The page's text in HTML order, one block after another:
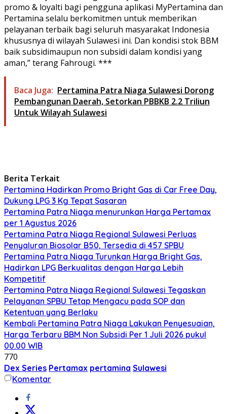
promo & loyalti bagi pengguna aplikasi MyPertamina dan
Pertamina selalu berkomitmen untuk memberikan
pelayanan terbaik bagi seluruh masyarakat Indonesia
khususnya di wilayah Sulawesi ini. Dan kondisi stok BBM
baik subsidimaupun non subsidi dalam kondisi yang
aman,” terang Fahrougi. ***
Baca Juga: Pertamina Patra Niaga Sulawesi Dorong
Pembangunan Daerah, Setorkan PBBKB 2.2 Triliun
Untuk Wilayah Sulawesi
Berita Terkait
Pertamina Hadirkan Promo Bright Gas di Car Free Day,
Dukung LPG 3 Kg Tepat Sasaran
Pertamina Patra Niaga menurunkan Harga Pertamax
per 1 Agustus 2026
Pertamina Patra Niaga Regional Sulawesi Perluas
Penyaluran Biosolar B50, Tersedia di 457 SPBU
Pertamina Patra Niaga Turunkan Harga Bright Gas,
Hadirkan LPG Berkualitas dengan Harga Lebih
Kompetitif
Pertamina Patra Niaga Regional Sulawesi Tegaskan
Pelayanan SPBU Tetap Mengacu pada SOP dan
Ketentuan yang Berlaku
Kembali Pertamina Patra Niaga Lakukan Penyesuaian,
Harga Terbaru BBM Non Subsidi Per 1 Juli 2026 pukul
00.00 WIB
770
Dex Series Pertamax pertamina Sulawesi
Komentar